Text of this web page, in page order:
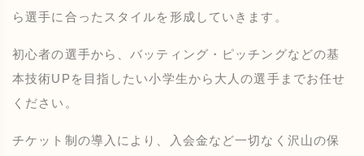
ら選手に合ったスタイルを形成していきます。
初心者の選手から、バッティング・ピッチングなどの基
本技術UPを目指したい小学生から大人の選手までお任せ
ください。
チケット制の導入により、入会金など一切なく沢山の保